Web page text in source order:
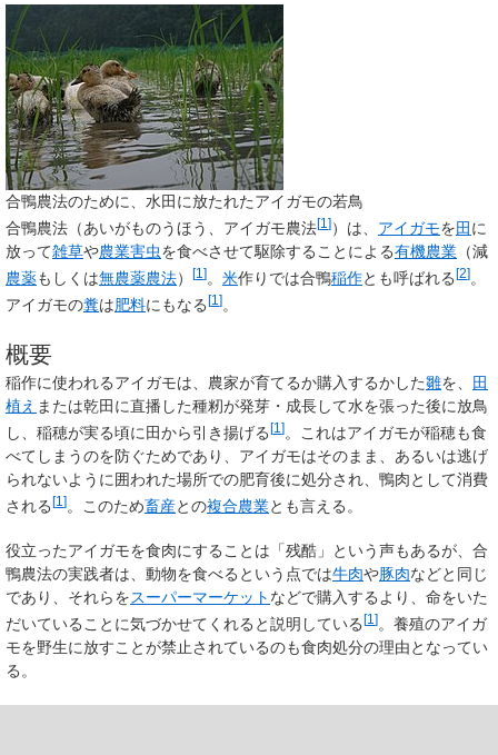
合鴨農法のために、水田に放たれたアイガモの若鳥
合鴨農法 （あいがものうほう、 アイガモ農法[1 ]）は、 アイガモを田に
放って雑草や農業害虫を食べさせて駆除することによる有機農業 （減
農薬もしくは無農薬農法） [1 ]。 米作りでは合鴨稲作とも呼ばれる[2]。
アイガモの糞は肥料にもなる[1 ]。
概要
稲作に使われるアイガモは、農家が育てるか購入するかした雛を、
田
植え または乾田に直播した種籾が発芽・成長して水を張った後に放鳥
し、稲穂が実る頃に田から引き揚げる [1 ]。これはアイガモが稲穂も食
べてしまうのを防ぐためであり、アイガモはそのまま、あるいは逃げ
られないように囲われた場所での肥育後に処分され、鴨肉として消費
される [1 ]。このため畜産との複合農業とも言える。
役立ったアイガモを食肉にすることは「残酷」という声もあるが、合
鴨農法の実践者は、動物を食べるという点では牛肉や豚肉などと同じ
であり、それらをスーパーマーケット などで購入するより、命をいた
だいていることに気づかせてくれると説明している[1 ]。養殖のアイガ
モを野生に放すことが禁止されているのも食肉処分の理由となってい
る。